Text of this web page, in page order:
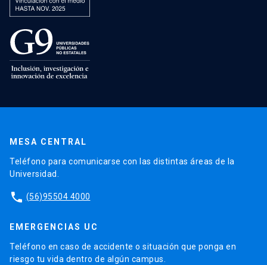
MESA CENTRAL
Teléfono para comunicarse con las distintas áreas de la
Universidad.
phone (56)95504 4000
EMERGENCIAS UC
Teléfono en caso de accidente o situación que ponga en
riesgo tu vida dentro de algún campus.